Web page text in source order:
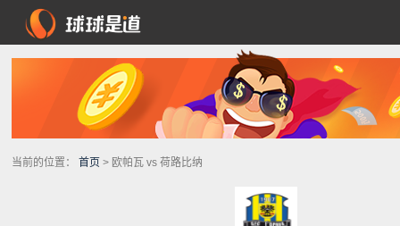
当前的位置： 首页 > 欧帕瓦 vs 荷路比纳